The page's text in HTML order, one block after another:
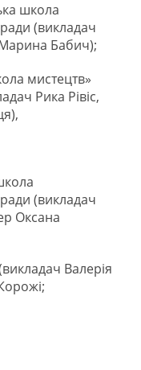
школа
(викладач
Бабич);
мистецтв»
Рика Рівіс,
(викладач
Оксана
Валерія